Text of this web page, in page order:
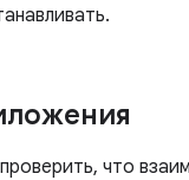
что